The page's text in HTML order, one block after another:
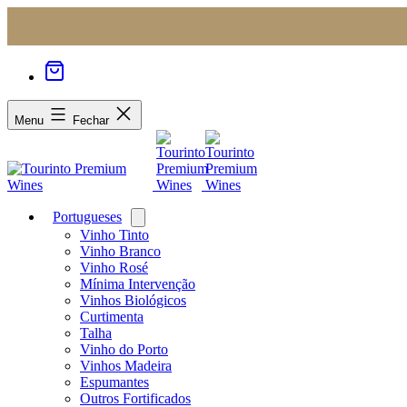
Menu Fechar
Portugueses
menu
Vinho Tinto
Vinho Branco
Vinho Rosé
Mínima Intervenção
Vinhos Biológicos
Curtimenta
Talha
Vinho do Porto
Vinhos Madeira
Espumantes
Outros Fortificados